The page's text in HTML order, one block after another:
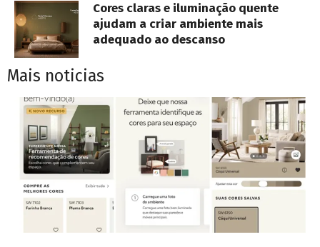
Cores claras e iluminação quente
ajudam a criar ambiente mais
adequado ao descanso
Mais noticias